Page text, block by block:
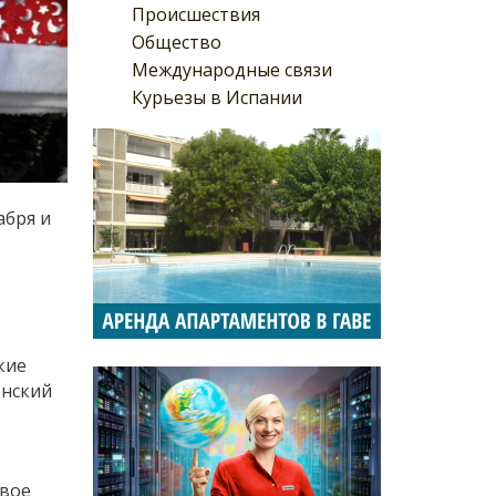
Происшествия
Общество
Международные связи
Курьезы в Испании
и